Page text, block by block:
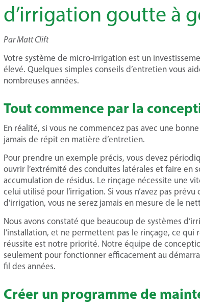
d’irrigation goutte à
Par Matt Clift
Votre système de micro-irrigation est un
élevé. Quelques simples conseils d’entretien vous
nombreuses années.
Tout commence par la
En réalité, si vous ne commencez pas avec une
jamais de répit en matière d’entretien.
Pour prendre un exemple précis, vous devez
ouvrir l’extrémité des conduites latérales et faire en
accumulation de résidus. Le rinçage nécessite une
celui utilisé pour l’irrigation. Si vous n’avez pas
d’irrigation, vous ne serez jamais en mesure de le
Nous avons constaté que beaucoup de systèmes
l’installation, et ne permettent pas le rinçage, ce
réussite est notre priorité. Notre équipe de
seulement pour fonctionner efficacement au
fil des années.
Créer un programme de